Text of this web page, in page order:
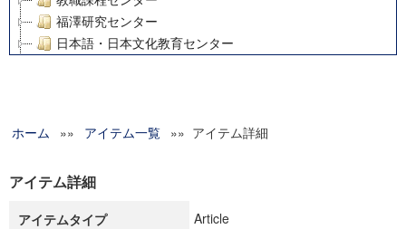
福澤研究センター
日本語・日本文化教育センター
グローバルリサーチインスティテュート
科学研究費補助金研究成果報告書
慶應義塾大学グローバルCOEプログラム市民社会ガバナンス
ホーム »» アイテム一覧 »» アイテム詳細
アイテム詳細
アイテムタイプ Article